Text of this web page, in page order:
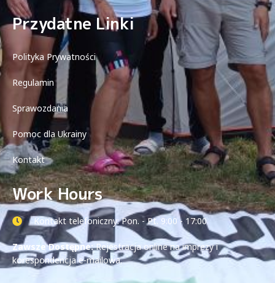
Przydatne Linki
Polityka Prywatności
Regulamin
Sprawozdania
Pomoc dla Ukrainy
Kontakt
Work Hours
Kontakt telefoniczny: Pon. - Pt. 9:00 - 17:00
Zawsze Dostępne:Rejestracja online na imprezy i
korespondencja e-mailowa.